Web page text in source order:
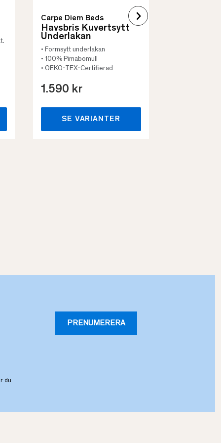
Carpe Diem Beds
Havsbris Kuvertsytt
Underlakan
• Formsytt underlakan
• 100% Pimabomull
• OEKO-TEX-Certifierad
1.590 kr
SE VARIANTER
PRENUMERERA
du